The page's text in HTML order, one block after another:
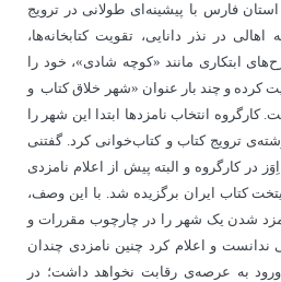
فارس با پیشینه‌ای طولانی در ترویج
در نذر دانایی، تقویت کتابخانه‌ها،
ابتکاری مانند «کوچه شادی»، خود را
کرده و چند بار عنوان «شهر خلاق کتاب و
انتخاب نامزدها ابتدا این شهر را
ترویج کتاب و کتاب‌خوانی کرد. گفتنی
کارگروه و البته پیش از اعلام نامزدی
کتاب ایران برگزیده شد. با این وصف،
شدن یک شهر را در چارچوب مقررات و
ندانست و اعلام کرد چنین نامزدی چندان
به عرصه‌ی رقابت نخواهد داشت؛ در